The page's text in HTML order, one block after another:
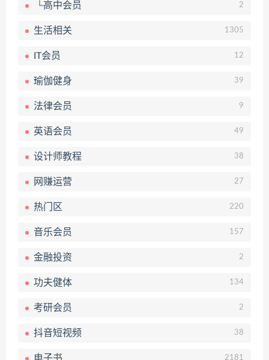
└高中会员 2
生活相关 1305
IT会员 12
瑜伽健身 39
法律会员 9
英语会员 49
设计师教程 38
网赚运营 27
热门区 220
音乐会员 157
金融投资 2
功夫健体 134
考研会员 2
抖音短视频 38
2181